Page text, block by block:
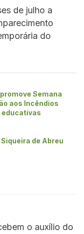
de julho a
do
Semana
aos Incêndios
educativas
de Abreu
o auxílio do